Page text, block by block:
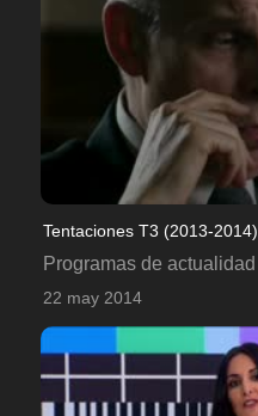
Tentaciones T3 (2013-2014)
Programas de actualidad
22 may 2014